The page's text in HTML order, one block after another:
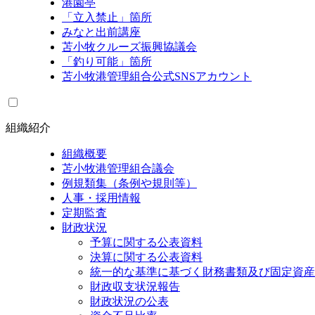
港園亭
「立入禁止」箇所
みなと出前講座
苫小牧クルーズ振興協議会
「釣り可能」箇所
苫小牧港管理組合公式SNSアカウント
組織紹介
組織概要
苫小牧港管理組合議会
例規類集（条例や規則等）
人事・採用情報
定期監査
財政状況
予算に関する公表資料
決算に関する公表資料
統一的な基準に基づく財務書類及び固定資
財政収支状況報告
財政状況の公表